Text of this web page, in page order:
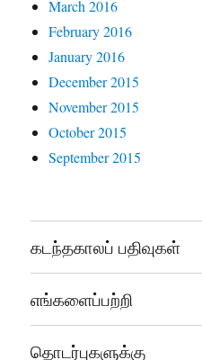
March 2016
February 2016
January 2016
December 2015
November 2015
October 2015
September 2015
கடந்தகாலப் பதிவுகள்
எங்களைப்பற்றி
தொடர்புகளுக்கு